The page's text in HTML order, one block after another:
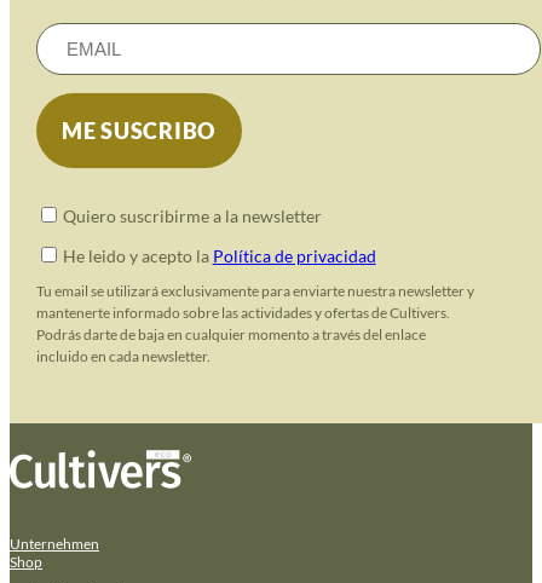
Quiero suscribirme a la newsletter
He leido y acepto la Política de privacidad
Tu email se utilizará exclusivamente para enviarte nuestra newsletter y
mantenerte informado sobre las actividades y ofertas de Cultivers.
Podrás darte de baja en cualquier momento a través del enlace
incluido en cada newsletter.
Unternehmen
Shop